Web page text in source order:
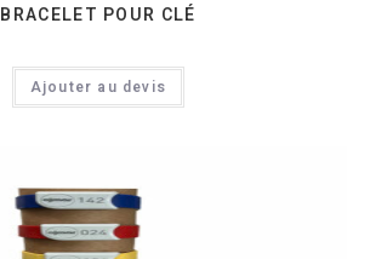
BRACELET POUR CLÉ
Ajouter au devis